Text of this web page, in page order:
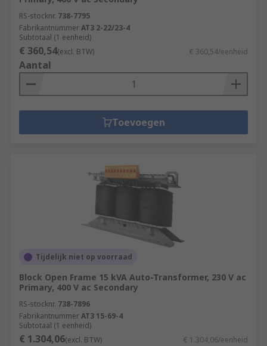
RS-stocknr. 738-7795
FabrikantnummerAT3 2-22/23-4
Subtotaal (1 eenheid)
€ 360,54(excl. BTW) € 360,54/eenheid
Aantal
Toevoegen
Tijdelijk niet op voorraad
Block Open Frame 15 kVA Auto-Transformer, 230 V ac
Primary, 400 V ac Secondary
RS-stocknr. 738-7896
FabrikantnummerAT3 15-69-4
Subtotaal (1 eenheid)
€ 1.304,06(excl. BTW) € 1.304,06/eenheid